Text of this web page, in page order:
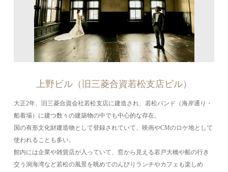
上野ビル（旧三菱合資若松支店ビル）
大正2年、旧三菱合資会社若松支店に建造され、若松バンド（海岸通り・
船着場）に建つ数々の建築物の中でも中心的な存在。
国の有形文化財建造物として登録されていて、映画やCMのロケ地として
使われることも多い。
館内には企業や雑貨店が入っていて、窓から見える若戸大橋や船の行き
交う洞海湾など若松の風景を眺めてのんびりランチやカフェも楽しめ